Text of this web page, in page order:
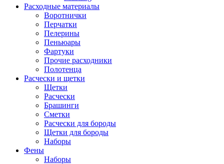
Расходные материалы
Воротнички
Перчатки
Пелерины
Пеньюары
Фартуки
Прочие расходники
Полотенца
Расчески и щетки
Щетки
Расчески
Брашинги
Сметки
Расчески для бороды
Щетки для бороды
Наборы
Фены
Наборы